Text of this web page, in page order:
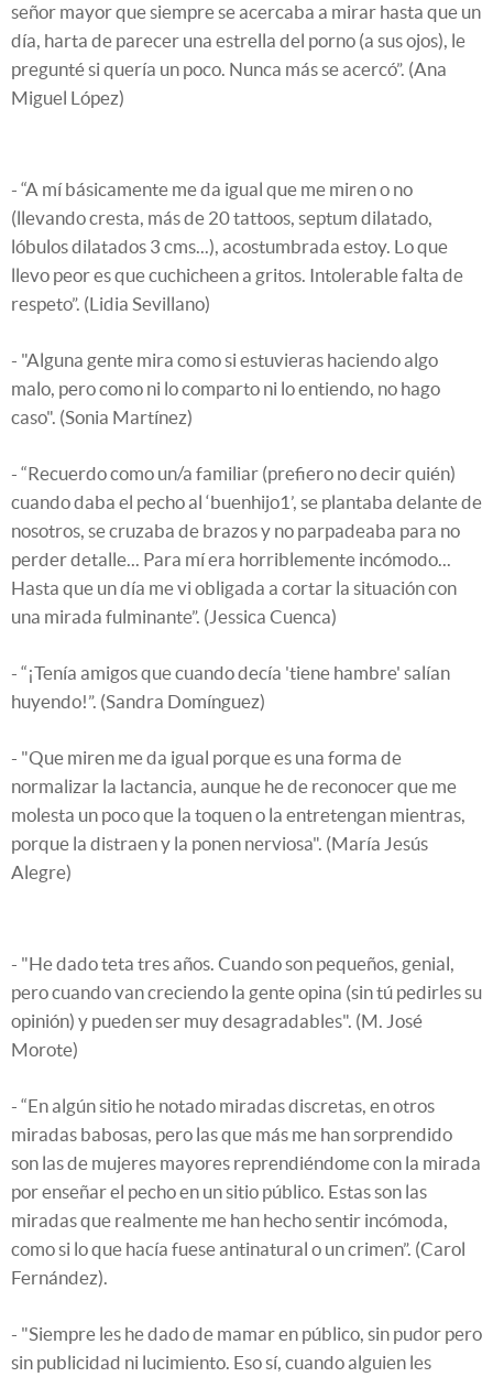
señor mayor que siempre se acercaba a mirar hasta que un
día, harta de parecer una estrella del porno (a sus ojos), le
pregunté si quería un poco. Nunca más se acercó”. (Ana
Miguel López)
- “A mí básicamente me da igual que me miren o no
(llevando cresta, más de 20 tattoos, septum dilatado,
lóbulos dilatados 3 cms...), acostumbrada estoy. Lo que
llevo peor es que cuchicheen a gritos. Intolerable falta de
respeto”. (Lidia Sevillano)
- "Alguna gente mira como si estuvieras haciendo algo
malo, pero como ni lo comparto ni lo entiendo, no hago
caso". (Sonia Martínez)
- “Recuerdo como un/a familiar (prefiero no decir quién)
cuando daba el pecho al ‘buenhijo1’, se plantaba delante de
nosotros, se cruzaba de brazos y no parpadeaba para no
perder detalle... Para mí era horriblemente incómodo...
Hasta que un día me vi obligada a cortar la situación con
una mirada fulminante”. (Jessica Cuenca)
- “¡Tenía amigos que cuando decía 'tiene hambre' salían
huyendo!”. (Sandra Domínguez)
- "Que miren me da igual porque es una forma de
normalizar la lactancia, aunque he de reconocer que me
molesta un poco que la toquen o la entretengan mientras,
porque la distraen y la ponen nerviosa". (María Jesús
Alegre)
- "He dado teta tres años. Cuando son pequeños, genial,
pero cuando van creciendo la gente opina (sin tú pedirles su
opinión) y pueden ser muy desagradables". (M. José
Morote)
- “En algún sitio he notado miradas discretas, en otros
miradas babosas, pero las que más me han sorprendido
son las de mujeres mayores reprendiéndome con la mirada
por enseñar el pecho en un sitio público. Estas son las
miradas que realmente me han hecho sentir incómoda,
como si lo que hacía fuese antinatural o un crimen”. (Carol
Fernández).
- "Siempre les he dado de mamar en público, sin pudor pero
sin publicidad ni lucimiento. Eso sí, cuando alguien les